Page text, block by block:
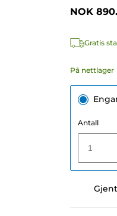
NOK
Gratis
På nettlager
Antall
1